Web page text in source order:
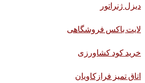
دیزل ژنراتور
لایت باکس فروشگاهی
خرید کود کشاورزی
اتاق تمیز فرازکاویان